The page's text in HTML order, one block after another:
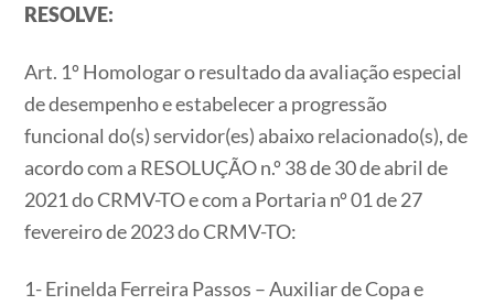
RESOLVE:
Art. 1º Homologar o resultado da avaliação especial
de desempenho e estabelecer a progressão
funcional do(s) servidor(es) abaixo relacionado(s), de
acordo com a RESOLUÇÃO n.º 38 de 30 de abril de
2021 do CRMV-TO e com a Portaria nº 01 de 27
fevereiro de 2023 do CRMV-TO:
1- Erinelda Ferreira Passos – Auxiliar de Copa e